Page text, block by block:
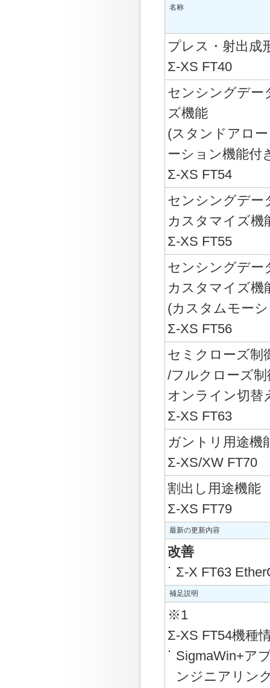
名称
プレス・射出成
Σ-XS FT40
センシングデー
ズ機能
(スタンドアロ
ーション機能付
Σ-XS FT54
センシングデー
カスタマイズ機
Σ-XS FT55
センシングデー
カスタマイズ機
(カスタムモー
Σ-XS FT56
セミクローズ制
/フルクローズ制
オンライン切替
Σ-XS FT63
ガントリ用途機
Σ-XS/XW FT70
割出し用途機能
Σ-XS FT79
最新の更新内容
改善
Σ-X FT63
補足説明
※1
Σ-XS FT54機種
SigmaWin+ア
ンジニアリン